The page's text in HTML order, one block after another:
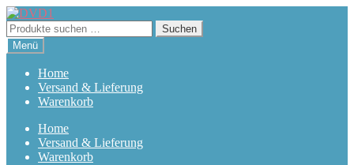
Zur
Navigation
springen
Zum
Inhalt
springen
Suchen
nach:
Suchen
Menü
Home
Versand & Lieferung
Warenkorb
Home
Versand & Lieferung
Warenkorb